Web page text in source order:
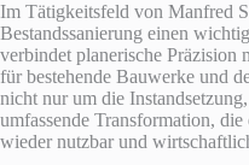
Im Tätigkeitsfeld von Manfred
Bestandssanierung einen
verbindet planerische Präzision
für bestehende Bauwerke und
nicht nur um die
umfassende Transformation,
wieder nutzbar und